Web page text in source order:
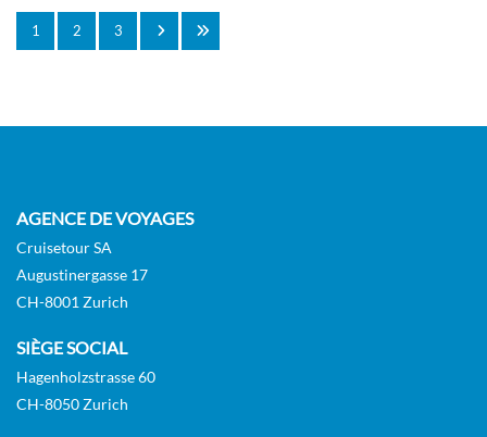
1 2 3
AGENCE DE VOYAGES
Cruisetour SA
Augustinergasse 17
CH-8001 Zurich
SIÈGE SOCIAL
Hagenholzstrasse 60
CH-8050 Zurich